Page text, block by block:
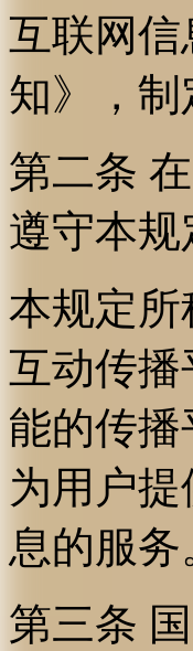
互联网
知》，制
第二条
遵守本规
本规定
互动传
能的传播
为用户
息的服务
第三条